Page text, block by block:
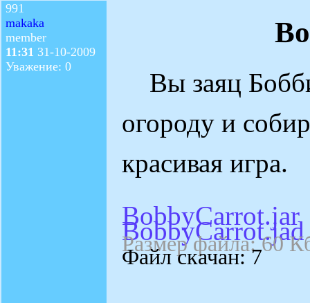
991
makaka
member
11:31 31-10-2009
Уважение: 0
Вы заяц
огороду и
красивая игра.
BobbyCarrot.jar
BobbyCarrot.jad
Размер файла: 60
Файл скачан: 7